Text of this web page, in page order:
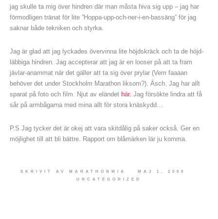
jag skulle ta mig över hindren där man måsta hiva sig upp – jag har
förmodligen tränat för lite ”Hoppa-upp-och-ner-i-en-bassäng” för jag
saknar både tekniken och styrka.
Jag är glad att jag lyckades övervinna lite höjdskräck och ta de höjd-
läbbiga hindren. Jag accepterar att jag är en looser på att ta fram
jävlar-anammat när det gäller att ta sig över prylar (Vem faaaan
behöver det under Stockholm Marathon liksom?). Äsch. Jag har allt
sparat på foto och film. Njut av eländet här. Jag försökte lindra att få
sår på armbågarna med mina allt för stora knäskydd…
P.S Jag tycker det är okej att vara skitdålig på saker också. Ger en
möjlighet till att bli bättre. Rapport om blåmärken lär ju komma.
SKRIVIT AV MARATHONMIA
MAJ 1, 2009
UNCATEGORIZED